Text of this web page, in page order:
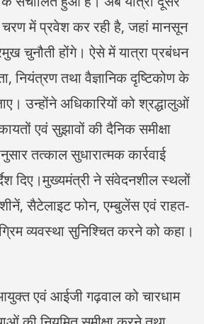
में प्रवेश कर रही है, जहां मानसून
चुनौती होंगे। ऐसे में यात्रा प्रबंधन
नियंत्रण तथा वैज्ञानिक दृष्टिकोण के
उन्होंने अधिकारियों को श्रद्धालुओं
एवं सुझावों की दैनिक समीक्षा
तत्काल सुधारात्मक कार्रवाई
दिए।मुख्यमंत्री ने संवेदनशील स्थलों
सैटेलाइट फोन, एम्बुलेंस एवं राहत-
व्यवस्था सुनिश्चित करने को कहा।
एवं आईजी गढ़वाल को चारधाम